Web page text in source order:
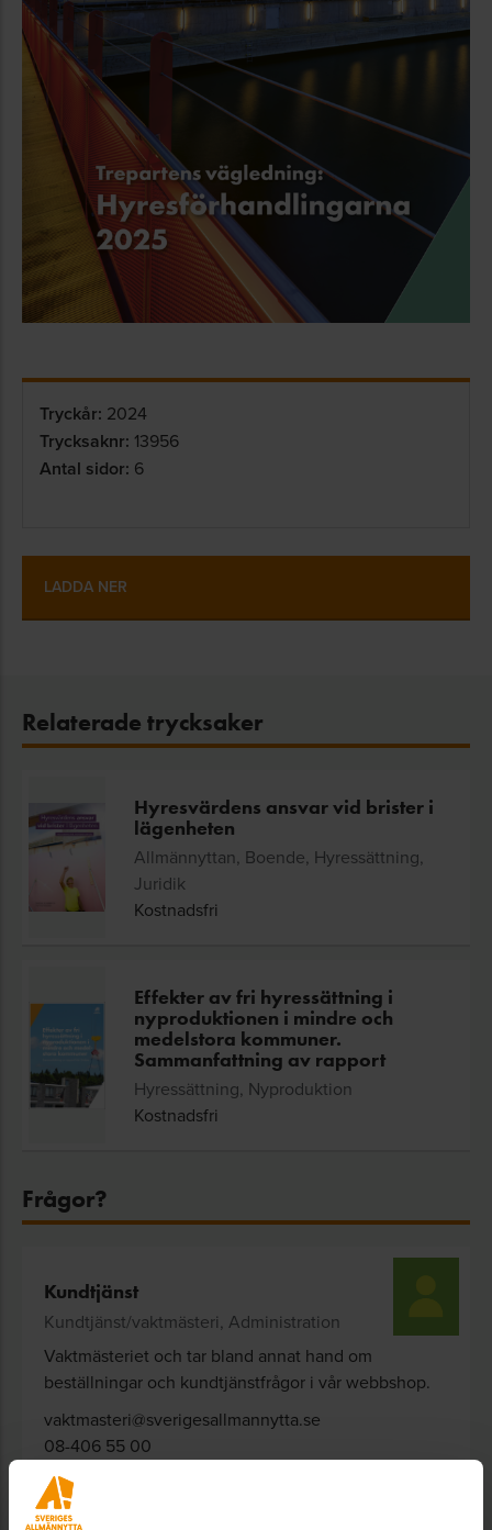
Tryckår: 2024
Trycksaknr: 13956
Antal sidor: 6
LADDA NER
Relaterade trycksaker
Hyresvärdens ansvar vid brister i
lägenheten
Allmännyttan, Boende, Hyressättning,
Juridik
Kostnadsfri
Effekter av fri hyressättning i
nyproduktionen i mindre och
medelstora kommuner.
Sammanfattning av rapport
Hyressättning, Nyproduktion
Kostnadsfri
Frågor?
Kundtjänst
Kundtjänst/vaktmästeri, Administration
Vaktmästeriet och tar bland annat hand om
beställningar och kundtjänstfrågor i vår webbshop.
vaktmasteri@sverigesallmannytta.se
08-406 55 00